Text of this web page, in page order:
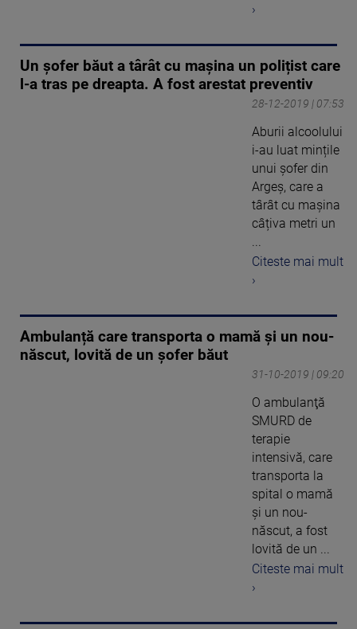
›
Un șofer băut a târât cu mașina un polițist care
l-a tras pe dreapta. A fost arestat preventiv
28-12-2019 | 07:53
Aburii alcoolului
i-au luat mințile
unui șofer din
Argeș, care a
târât cu mașina
câțiva metri un
...
Citeste mai mult
›
Ambulanță care transporta o mamă şi un nou-
născut, lovită de un şofer băut
31-10-2019 | 09:20
O ambulanţă
SMURD de
terapie
intensivă, care
transporta la
spital o mamă
şi un nou-
născut, a fost
lovită de un ...
Citeste mai mult
›